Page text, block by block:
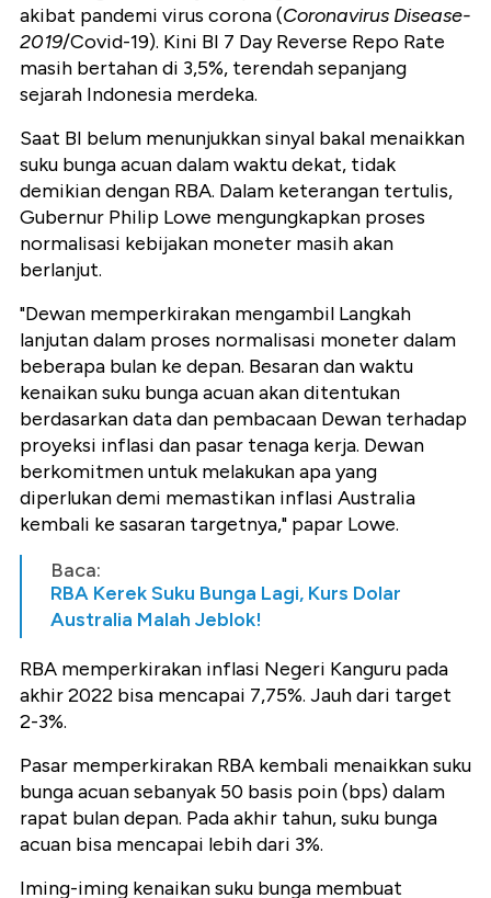
akibat pandemi virus corona (Coronavirus Disease-
2019/Covid-19). Kini BI 7 Day Reverse Repo Rate
masih bertahan di 3,5%, terendah sepanjang
sejarah Indonesia merdeka.
Saat BI belum menunjukkan sinyal bakal menaikkan
suku bunga acuan dalam waktu dekat, tidak
demikian dengan RBA. Dalam keterangan tertulis,
Gubernur Philip Lowe mengungkapkan proses
normalisasi kebijakan moneter masih akan
berlanjut.
"Dewan memperkirakan mengambil Langkah
lanjutan dalam proses normalisasi moneter dalam
beberapa bulan ke depan. Besaran dan waktu
kenaikan suku bunga acuan akan ditentukan
berdasarkan data dan pembacaan Dewan terhadap
proyeksi inflasi dan pasar tenaga kerja. Dewan
berkomitmen untuk melakukan apa yang
diperlukan demi memastikan inflasi Australia
kembali ke sasaran targetnya," papar Lowe.
Baca:
RBA Kerek Suku Bunga Lagi, Kurs Dolar
Australia Malah Jeblok!
RBA memperkirakan inflasi Negeri Kanguru pada
akhir 2022 bisa mencapai 7,75%. Jauh dari target
2-3%.
Pasar memperkirakan RBA kembali menaikkan suku
bunga acuan sebanyak 50 basis poin (bps) dalam
rapat bulan depan. Pada akhir tahun, suku bunga
acuan bisa mencapai lebih dari 3%.
Iming-iming kenaikan suku bunga membuat